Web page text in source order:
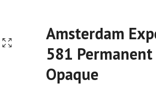
Amsterdam
581
Opaque